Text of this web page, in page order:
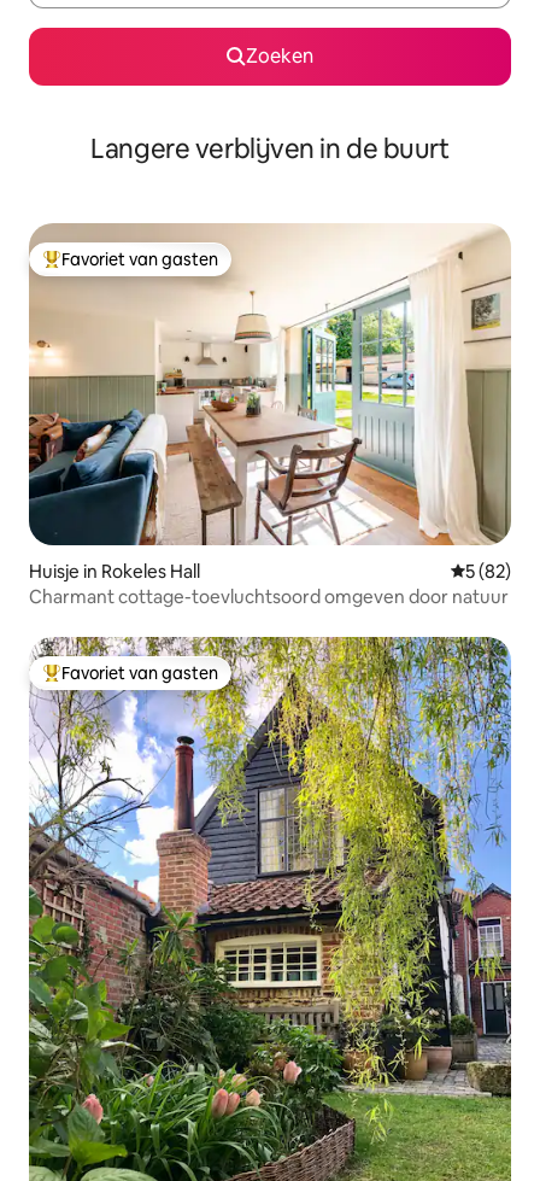
Zoeken
Langere verblijven in de buurt
Topfavoriet van gasten
Favoriet van gasten
Huisje in Rokeles Hall
5 (82)
Charmant cottage-toevluchtsoord omgeven door natuur
Topfavoriet van gasten
Favoriet van gasten